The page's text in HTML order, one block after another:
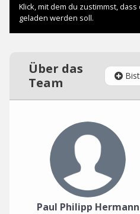
Über das
Team
Paul Philipp Hermann